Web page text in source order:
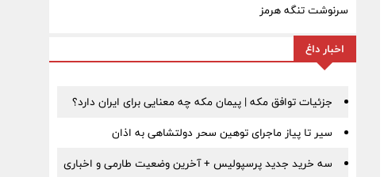
سرنوشت تنگه هرمز
اخبار داغ
جزئیات توافق مکه | پیمان مکه چه معنایی برای ایران دارد؟
سیر تا پیاز ماجرای توهین سحر دولتشاهی به اذان
سه خرید جدید پرسپولیس + آخرین وضعیت طارمی و اخباری